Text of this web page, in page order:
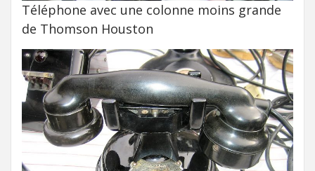
Téléphone avec une colonne moins grande
de Thomson Houston